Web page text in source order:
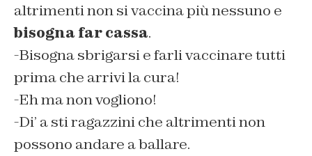
altrimenti non si vaccina più nessuno e
bisogna far cassa.
-Bisogna sbrigarsi e farli vaccinare tutti
prima che arrivi la cura!
-Eh ma non vogliono!
-Di’ a sti ragazzini che altrimenti non
possono andare a ballare.